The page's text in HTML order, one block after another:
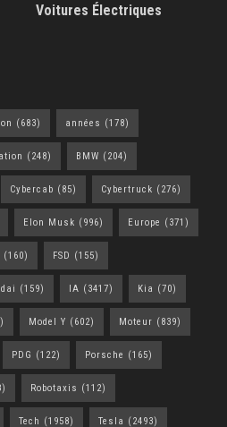
Voitures Électriques
(683) années (178)
(248) BMW (204)
Cybercab (85) Cybertruck (276)
Elon Musk (996) Europe (371)
(160) FSD (155)
(159) IA (3417) Kia (70)
Model Y (602) Moteur (839)
PDG (122) Porsche (165)
Robotaxis (112)
Tech (1958) Tesla (2493)